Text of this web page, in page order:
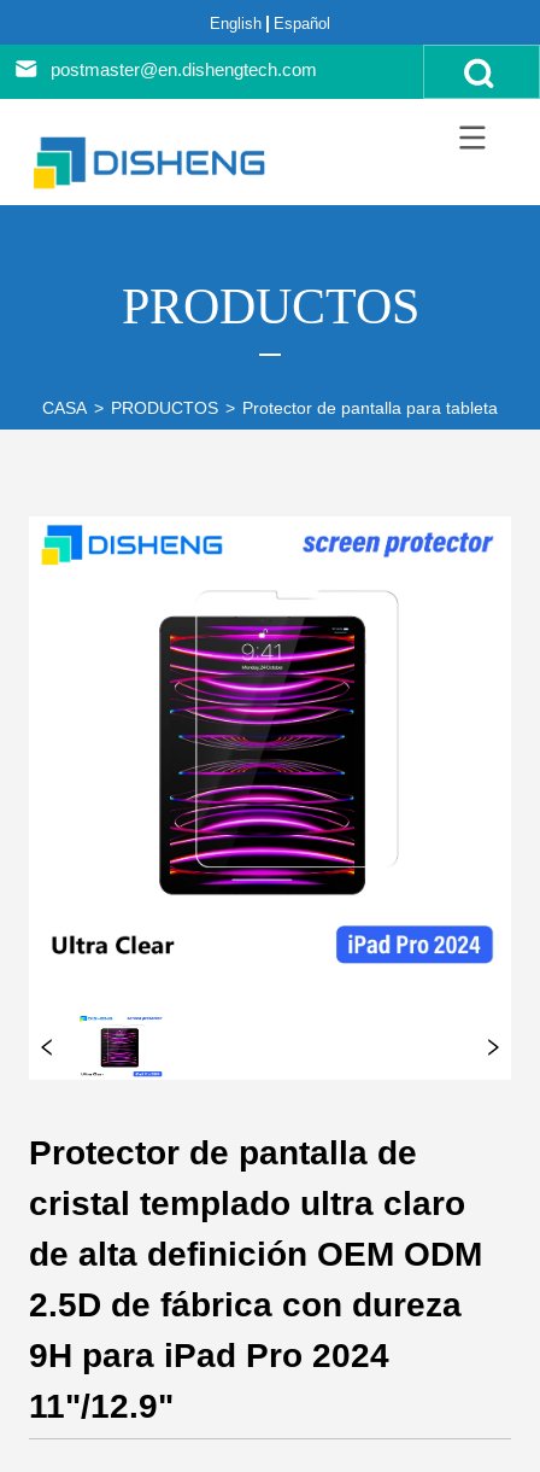
English Español
postmaster@en.dishengtech.com
PRODUCTOS
CASA > PRODUCTOS > Protector de pantalla para tabletas
Protector de pantalla de
cristal templado ultra claro
de alta definición OEM ODM
2.5D de fábrica con dureza
9H para iPad Pro 2024
11"/12.9"